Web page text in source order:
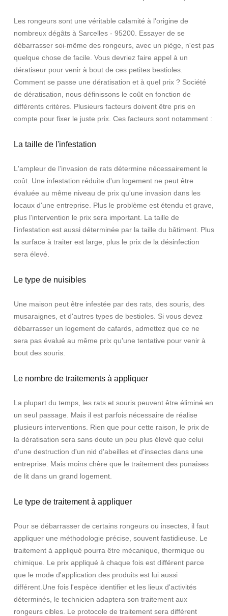
Les rongeurs sont une véritable calamité à l'origine de
nombreux dégâts à Sarcelles - 95200. Essayer de se
débarrasser soi-même des rongeurs, avec un piège, n'est pas
quelque chose de facile. Vous devriez faire appel à un
dératiseur pour venir à bout de ces petites bestioles.
Comment se passe une dératisation et à quel prix ? Société
de dératisation, nous définissons le coût en fonction de
différents critères. Plusieurs facteurs doivent être pris en
compte pour fixer le juste prix. Ces facteurs sont notamment :
La taille de l'infestation
L'ampleur de l'invasion de rats détermine nécessairement le
coût. Une infestation réduite d'un logement ne peut être
évaluée au même niveau de prix qu'une invasion dans les
locaux d'une entreprise. Plus le problème est étendu et grave,
plus l'intervention le prix sera important. La taille de
l'infestation est aussi déterminée par la taille du bâtiment. Plus
la surface à traiter est large, plus le prix de la désinfection
sera élevé.
Le type de nuisibles
Une maison peut être infestée par des rats, des souris, des
musaraignes, et d'autres types de bestioles. Si vous devez
débarrasser un logement de cafards, admettez que ce ne
sera pas évalué au même prix qu'une tentative pour venir à
bout des souris.
Le nombre de traitements à appliquer
La plupart du temps, les rats et souris peuvent être éliminé en
un seul passage. Mais il est parfois nécessaire de réalise
plusieurs interventions. Rien que pour cette raison, le prix de
la dératisation sera sans doute un peu plus élevé que celui
d'une destruction d'un nid d'abeilles et d'insectes dans une
entreprise. Mais moins chère que le traitement des punaises
de lit dans un grand logement.
Le type de traitement à appliquer
Pour se débarrasser de certains rongeurs ou insectes, il faut
appliquer une méthodologie précise, souvent fastidieuse. Le
traitement à appliqué pourra être mécanique, thermique ou
chimique. Le prix appliqué à chaque fois est différent parce
que le mode d'application des produits est lui aussi
différent.Une fois l'espèce identifier et les lieux d'activités
déterminés, le technicien adaptera son traitement aux
rongeurs cibles. Le protocole de traitement sera différent